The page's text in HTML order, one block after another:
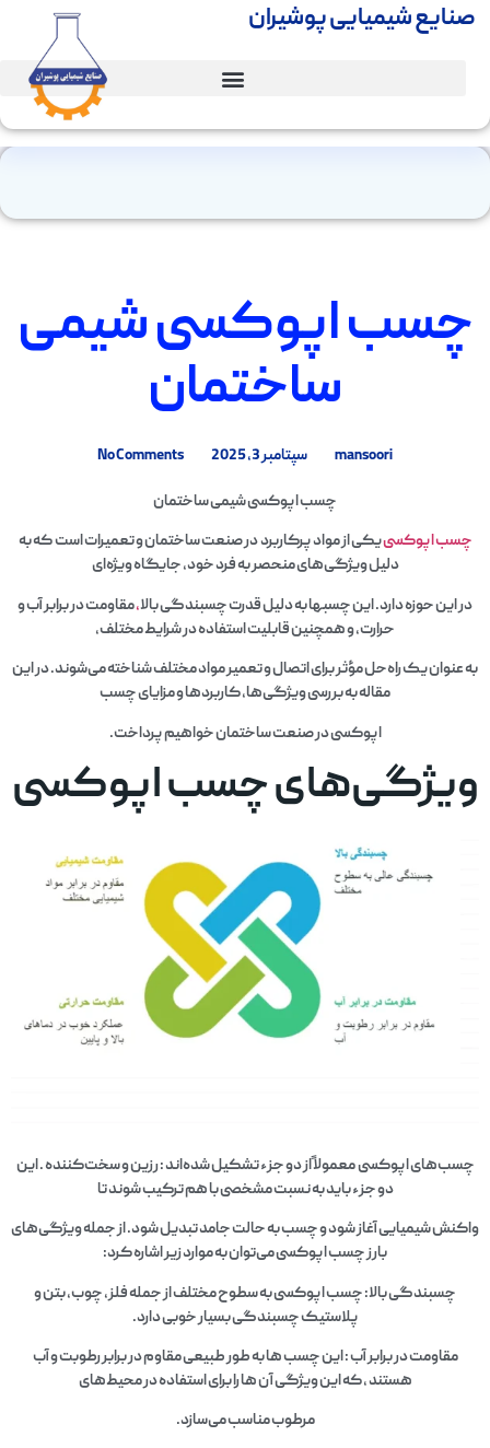
صنایع شیمیایی پوشیران
چسب اپوکسی شیمی
ساختمان
mansoori سپتامبر 3, 2025 No Comments
چسب اپوکسی شیمی ساختمان
چسب اپوکسییکی از مواد پرکاربرد در صنعت ساختمان و تعمیرات است که به
دلیل ویژگی‌های منحصر به فرد خود، جایگاه ویژه‌ای
در این حوزه دارد. این چسبها به دلیل قدرت چسبندگی بالا،مقاومت در برابر آب و
حرارت، و همچنین قابلیت استفاده در شرایط مختلف،
به عنوان یک راه‌حل مؤثر برای اتصال و تعمیر مواد مختلف شناخته می‌شوند. در این
مقاله به بررسی ویژگی‌ها، کاربردها و مزایای چسب
اپوکسی در صنعت ساختمان خواهیم پرداخت.
ویژگی‌های چسب اپوکسی
چسب‌های اپوکسی معمولاً از دو جزء تشکیل شده‌اند : رزین و سخت‌کننده . این
دو جزء باید به نسبت مشخصی با هم ترکیب شوند تا
واکنش شیمیایی آغاز شود و چسب به حالت جامد تبدیل شود. از جمله ویژگی‌های
بارز چسب اپوکسی می‌توان به موارد زیر اشاره کرد:
چسبندگی بالا: چسب اپوکسی به سطوح مختلف از جمله فلز، چوب، بتن و
پلاستیک چسبندگی بسیار خوبی دارد.
مقاومت در برابر آب : این چسب‌ ها به طور طبیعی مقاوم در برابر رطوبت و آب
هستند ، که این ویژگی آن‌ ها را برای استفاده در محیط‌های
مرطوب مناسب می‌سازد.